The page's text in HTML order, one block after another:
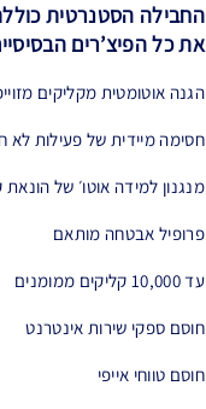
החבילה הסטנרטית
את כל הפיצ’רים
הגנה אוטומטית מקליקים
חסימה מיידית של פעילות לא
מנגנון למידה אוטו׳ של הונאת
פרופיל אבטחה מותאם
עד 10,000 קליקים ממומנים
חוסם ספקי שירות אינטרנט
חוסם טווחי אייפי